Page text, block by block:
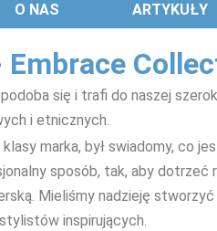
O NAS ARTYKUŁY
Embrace
się i trafi do naszej
i etnicznych.
marka, był swiadomy, co
sposób, tak, aby dotrzeć
Mieliśmy nadzieję
inspirujących.